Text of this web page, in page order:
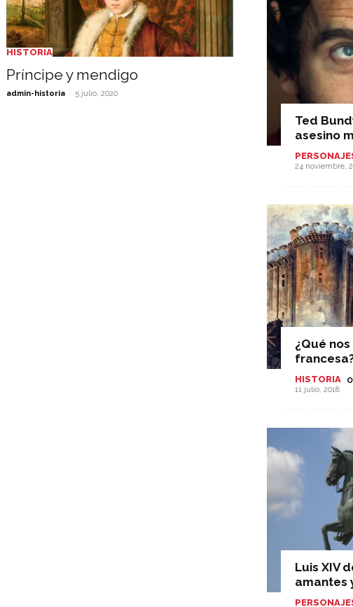
HISTORIA
Príncipe y mendigo
admin-historia - 5 julio, 2020
Ted
asesino
24 noviembre,
¿Qué
HISTORIA
11 julio, 2018
Luis XIV
amantes